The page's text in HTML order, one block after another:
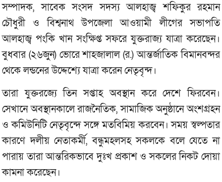
সম্পাদক, সাবেক সংসদ সদস্য আলহাজ্ব শফিকুর রহমান
চৌধুরী ও বিশ্বনাথ উপজেলা আওয়ামী লীগের সভাপতি
আলহাজ্ব পংকি খান সংক্ষিপ্ত সফরে যুক্তরাজ্য যাত্রা করেছেন।
বুধবার (২৬জুন) ভোরে শাহজালাল (র.) আন্তর্জাতিক বিমানবন্দর
থেকে লন্ডনের উদ্দেশ্যে যাত্রা করেন নেতৃবৃন্দ।
তারা যুক্তরজ্যে তিন সপ্তাহ অবস্থান করে দেশে ফিরবেন।
সেখানে অবস্থানকালে রাজনৈতিক, সামাজিক অনুষ্ঠানে অংশগ্রহন
ও কমিউনিটি নেতৃবৃন্দে সঙ্গে মতবিমিয় করবেন। সময় স্বল্পতার
কারণে দলীয় নেতাকর্মী, বন্ধুমহলসহ সকলকে বলে যেতে না
পারায় তারা আন্তরিকভাবে দুঃখ প্রকাশ ও সকলের নিকট দোয়া
কামনা করেছেন।